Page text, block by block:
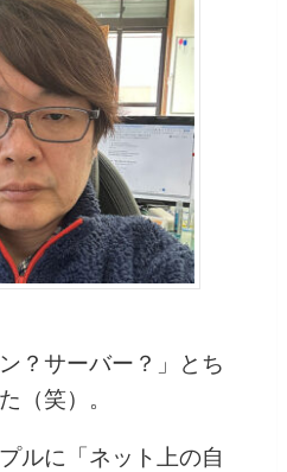
？サーバー？」とち
（笑）。
ルに「ネット上の自